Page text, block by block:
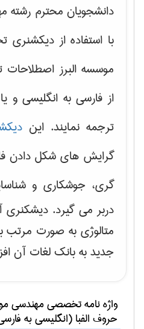
دانشجویان محترم رشته
با استفاده از
موسسه البرز
از فارسی به انگلیسی و
ترجمه نمایند. این
گرایش های شکل دادن
گری، جوشکاری و
دربر می گیرد. دیشکنری
متالوژی به صورت مرتب
جدید به بانک لغات آن
واژه نامه تخصصیمهندسی
حروف الفبا (انگلیسی به